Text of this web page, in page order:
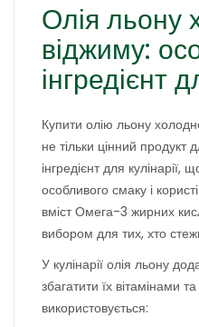
Олія льону
віджиму:
інгредієнт
Купити олію льону
не тільки цінний продукт
інгредієнт для кулінарії,
особливого смаку і
вміст Омега-3 жирних
вибором для тих, хто
У кулінарії олія льону
збагатити їх вітамінами
використовується: